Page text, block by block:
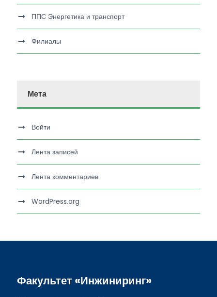
ППС Энергетика и транспорт
Филиалы
Мета
Войти
Лента записей
Лента комментариев
WordPress.org
Факультет «Инжиниринг»